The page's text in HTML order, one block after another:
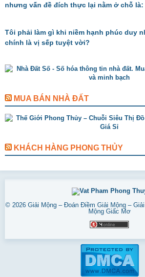
nhưng vấn đề đích thực lại nằm ở chỗ
Tôi phải làm gì khi niềm hạnh phúc duy
chính là vị sếp tuyệt vời?
MUA BÁN NHÀ ĐẤT
KHÁCH HÀNG PHONG THỦY
© 2026 Giải Mộng – Đoán Điềm Giải Mộng –
Mộng Giấc Mơ